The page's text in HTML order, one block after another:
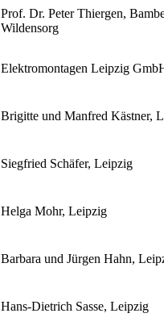
Prof. Dr. Peter Thiergen,
Wildensorg
Elektromontagen Leipzig
Brigitte und Manfred Kästner,
Siegfried Schäfer, Leipzig
Helga Mohr, Leipzig
Barbara und Jürgen Hahn,
Hans-Dietrich Sasse, Leipzig